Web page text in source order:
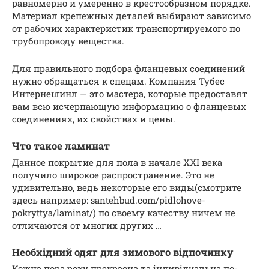
равномерно и умеренно в крестообразном порядке.
Материал крепежных деталей выбирают зависимо
от рабочих характеристик транспортируемого по
трубопроводу вещества.
Для правильного подбора фланцевых соединений
нужно обращаться к спецам. Компания Тубес
Интернешинл — это мастера, которые предоставят
вам всю исчерпающую информацию о фланцевых
соединениях, их свойствах и цены.
Что такое ламинат
Данное покрытие для пола в начале XXI века
получило широкое распространение. Это не
удивительно, ведь некоторые его виды(смотрите
здесь например: santehbud.com/pidlohove-
pokryttya/laminat/) по своему качеству ничем не
отличаются от многих других …
Необхідний одяг для зимового відпочинку